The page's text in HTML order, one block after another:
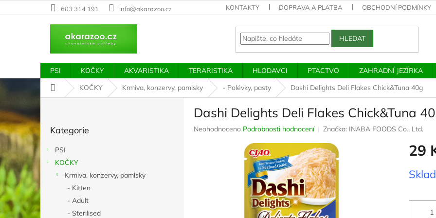
na
603 314 191 info@akarazoo.cz KONTAKTY DOPRAVA A PLATBA OBCHODNÍ PODMÍNKY
HLEDAT
PSI KOČKY AKVARISTIKA TERARISTIKA HLODAVCI PTACTVO ZAHRADNÍ JEZÍRKA
Domů
KOČKY Krmiva, konzervy, pamlsky - Polévky, pasty Dashi Delights Deli Flakes Chick&Tuna 40g
s
t
r
a
í
p
a
kategorie
Kategorie
PSI
KOČKY
Krmiva, konzervy, pamlsky
- Kitten
- Adult
- Sterilised
Dashi Delights Deli Flakes Chick&Tuna
Průměrné
Neohodnoceno Podrobnosti hodnocení Značka: INABA FOODS Co., Ltd.
29
cena: